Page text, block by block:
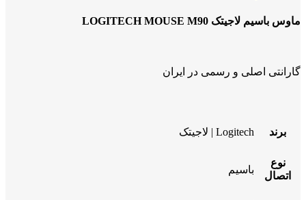
ماوس باسیم لاجیتک LOGITECH MOUSE M90
گارانتی اصلی و رسمی در ایران
برند Logitech | لاجیتک
نوع
اتصال
باسیم